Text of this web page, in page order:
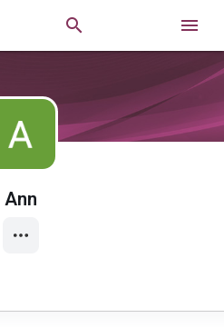
 
Ann